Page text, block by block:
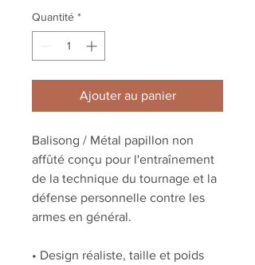
Quantité *
Ajouter au panier
Balisong / Métal papillon non
affûté conçu pour l'entraînement
de la technique du tournage et la
défense personnelle contre les
armes en général.
• Design réaliste, taille et poids